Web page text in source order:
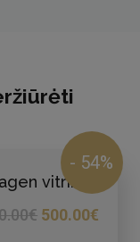
- 54%
vitrina
€ 500.00€